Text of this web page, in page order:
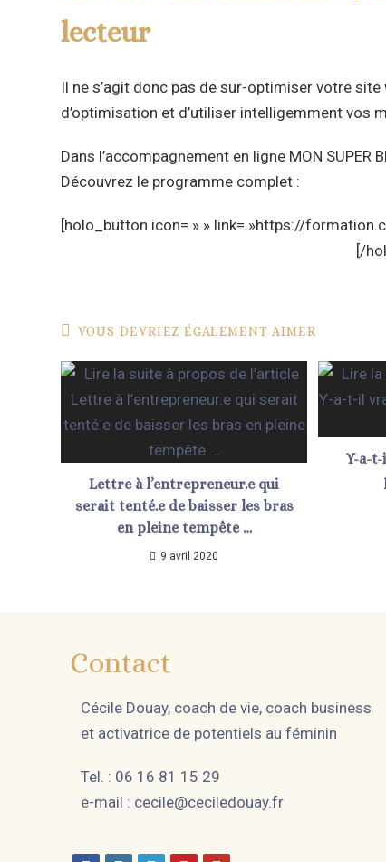
lecteur
Il ne s’agit donc pas de sur-optimiser votre
d’optimisation et d’utiliser intelligemment vos
Dans l’accompagnement en ligne MON
Découvrez le programme complet :
[holo_button icon= » » link= »https://
[/
VOUS DEVRIEZ ÉGALEMENT AIMER
Lettre à l’entrepreneur.e qui
serait tenté.e de baisser les bras
en pleine tempête …
9 avril 2020
Y-a-
Contact
Cécile Douay, coach de vie, coach business
et activatrice de potentiels au féminin
Tel. : 06 16 81 15 29
e-mail : cecile@ceciledouay.fr